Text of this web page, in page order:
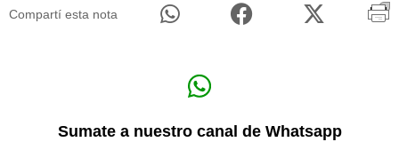
Compartí esta nota
Sumate a nuestro canal de Whatsapp